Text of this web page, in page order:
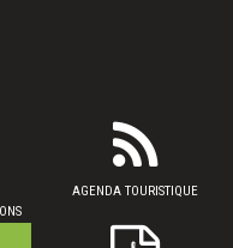
AGENDA TOURISTIQUE